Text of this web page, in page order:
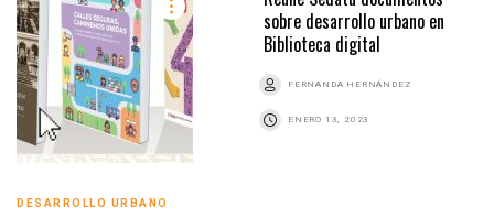
sobre desarrollo urbano en
Biblioteca digital
FERNANDA HERNÁNDEZ
ENERO 13, 2023
DESARROLLO URBANO